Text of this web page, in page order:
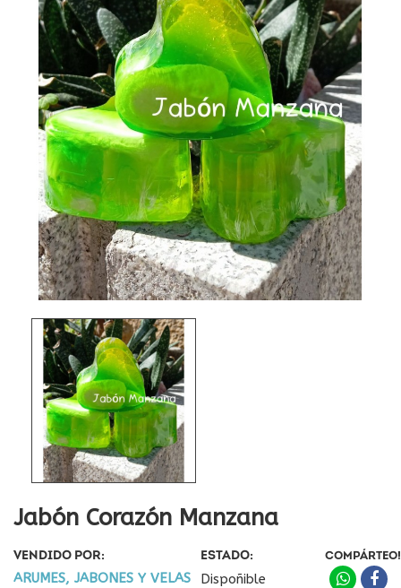
Jabón Corazón Manzana
VENDIDO POR:
ARUMES, JABONES Y VELAS
ESTADO:
Dispoñible
COMPÁRTEO!